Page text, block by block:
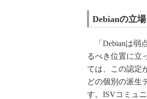
Debianの立場
「Debianは弱
るべき位置に立
ては、この認定
どの個別の派生
す。ISVコミュ